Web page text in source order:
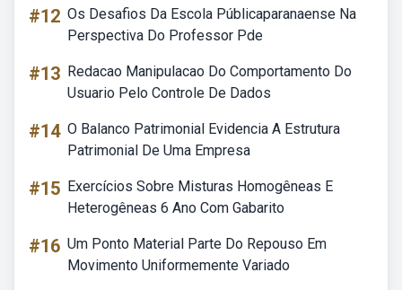
#12 Os Desafios Da Escola Públicaparanaense Na
Perspectiva Do Professor Pde
#13 Redacao Manipulacao Do Comportamento Do
Usuario Pelo Controle De Dados
#14 O Balanco Patrimonial Evidencia A Estrutura
Patrimonial De Uma Empresa
#15 Exercícios Sobre Misturas Homogêneas E
Heterogêneas 6 Ano Com Gabarito
#16 Um Ponto Material Parte Do Repouso Em
Movimento Uniformemente Variado